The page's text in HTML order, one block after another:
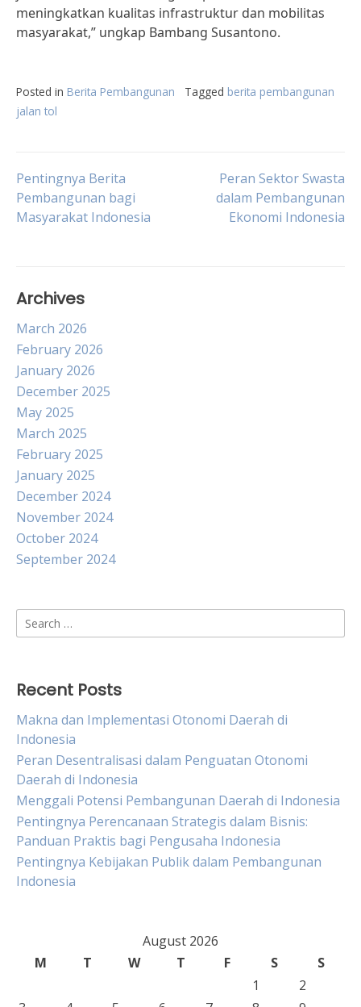
meningkatkan kualitas infrastruktur dan mobilitas
masyarakat,” ungkap Bambang Susantono.
Posted in Berita Pembangunan Tagged berita pembangunan
jalan tol
Post
navigation
Pentingnya Berita
Pembangunan bagi
Masyarakat Indonesia
Peran Sektor Swasta
dalam Pembangunan
Ekonomi Indonesia
Archives
March 2026
February 2026
January 2026
December 2025
May 2025
March 2025
February 2025
January 2025
December 2024
November 2024
October 2024
September 2024
Search
for:
Recent Posts
Makna dan Implementasi Otonomi Daerah di
Indonesia
Peran Desentralisasi dalam Penguatan Otonomi
Daerah di Indonesia
Menggali Potensi Pembangunan Daerah di Indonesia
Pentingnya Perencanaan Strategis dalam Bisnis:
Panduan Praktis bagi Pengusaha Indonesia
Pentingnya Kebijakan Publik dalam Pembangunan
Indonesia
August 2026
M
T W T F S
S
1
2